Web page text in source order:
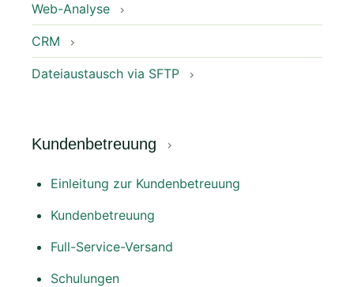
Web-Analyse
CRM
Dateiaustausch via SFTP
Kundenbetreuung
Einleitung zur Kundenbetreuung
Kundenbetreuung
Full-Service-Versand
Schulungen